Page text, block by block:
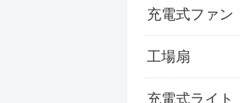
充電式ファン
工場扇
充電式ライト